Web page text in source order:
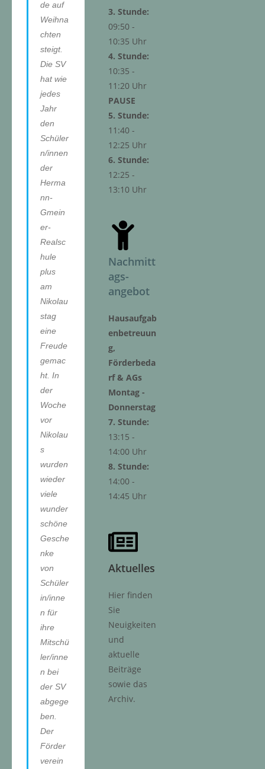
3. Stunde:
09:50 -
10:35 Uhr
4. Stunde:
10:35 -
11:20 Uhr
PAUSE
5. Stunde:
11:40 -
12:25 Uhr
6. Stunde:
12:25 -
13:10 Uhr
Nachmitt
ags-
angebot
Hausaufgab
enbetreuun
g,
Förderbeda
rf & AGs
Montag -
Donnerstag
7. Stunde:
13:15 -
14:00 Uhr
8. Stunde:
14:00 -
14:45 Uhr
Aktuelles
Hier finden
Sie
Neuigkeiten
und
aktuelle
Beiträge
sowie das
Archiv.
de auf
Weihna
chten
steigt.
Die SV
hat wie
jedes
Jahr
den
Schüler
n/innen
der
Herma
nn-
Gmein
er-
Realsc
hule
plus
am
Nikolau
stag
eine
Freude
gemac
ht. In
der
Woche
vor
Nikolau
s
wurden
wieder
viele
wunder
schöne
Gesche
nke
von
Schüler
in/inne
n für
ihre
Mitschü
ler/inne
n bei
der SV
abgege
ben.
Der
Förder
verein